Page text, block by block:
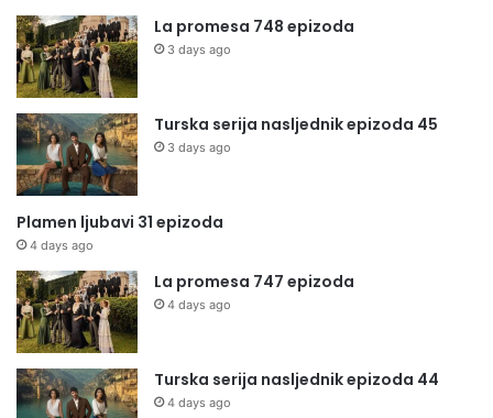
La promesa 748 epizoda
3 days ago
Turska serija nasljednik epizoda 45
3 days ago
Plamen ljubavi 31 epizoda
4 days ago
La promesa 747 epizoda
4 days ago
Turska serija nasljednik epizoda 44
4 days ago